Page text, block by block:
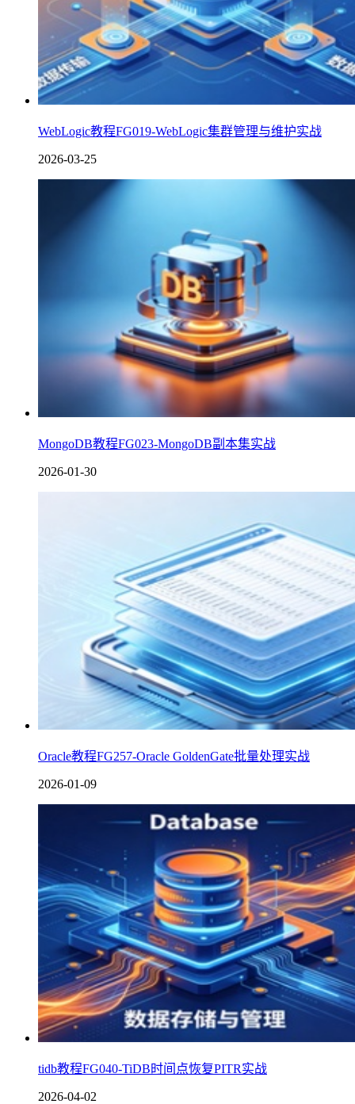
WebLogic教程FG019-WebLogic集群管理与维护实战
2026-03-25
MongoDB教程FG023-MongoDB副本集实战
2026-01-30
Oracle教程FG257-Oracle GoldenGate批量处理实战
2026-01-09
tidb教程FG040-TiDB时间点恢复PITR实战
2026-04-02